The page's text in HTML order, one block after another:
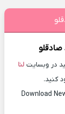
در وبسایت لنا
کنید.
Download